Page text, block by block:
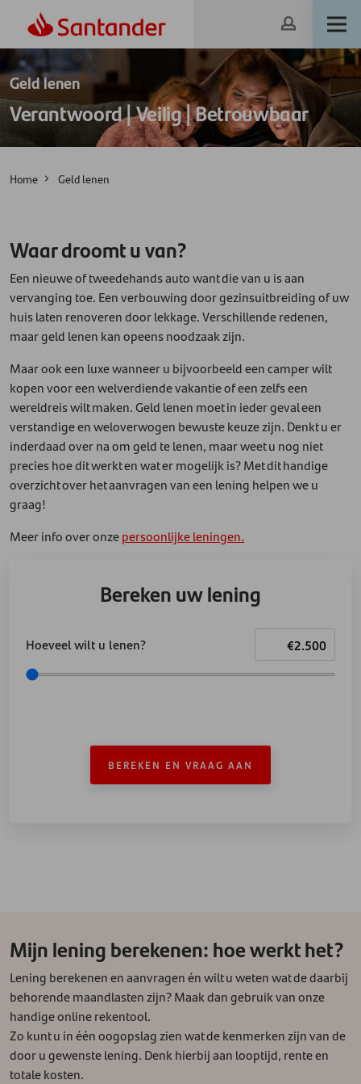
Geld lenen
Verantwoord | Veilig | Betrouwbaar
Home Geld lenen
Waar droomt u van?
Een nieuwe of tweedehands auto want die van u is aan
vervanging toe. Een verbouwing door gezinsuitbreiding of uw
huis laten renoveren door lekkage. Verschillende redenen,
maar geld lenen kan opeens noodzaak zijn.
Maar ook een luxe wanneer u bijvoorbeeld een camper wilt
kopen voor een welverdiende vakantie of een zelfs een
wereldreis wilt maken. Geld lenen moet in ieder geval een
verstandige en weloverwogen bewuste keuze zijn. Denkt u er
inderdaad over na om geld te lenen, maar weet u nog niet
precies hoe dit werkt en wat er mogelijk is? Met dit handige
overzicht over het aanvragen van een lening helpen we u
graag!
Meer info over onzepersoonlijke leningen.
Bereken uw lening
Hoeveel wilt u lenen?
BEREKEN EN VRAAG AAN
Mijn lening berekenen: hoe werkt het?
Lening berekenen en aanvragen én wilt u weten wat de daarbij
behorende maandlasten zijn? Maak dan gebruik van onze
handige online rekentool.
Zo kunt u in één oogopslag zien wat de kenmerken zijn van de
door u gewenste lening. Denk hierbij aan looptijd, rente en
totale kosten.